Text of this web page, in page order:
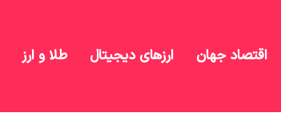
اقتصاد جهان ارزهای دیجیتال طلا و ارز